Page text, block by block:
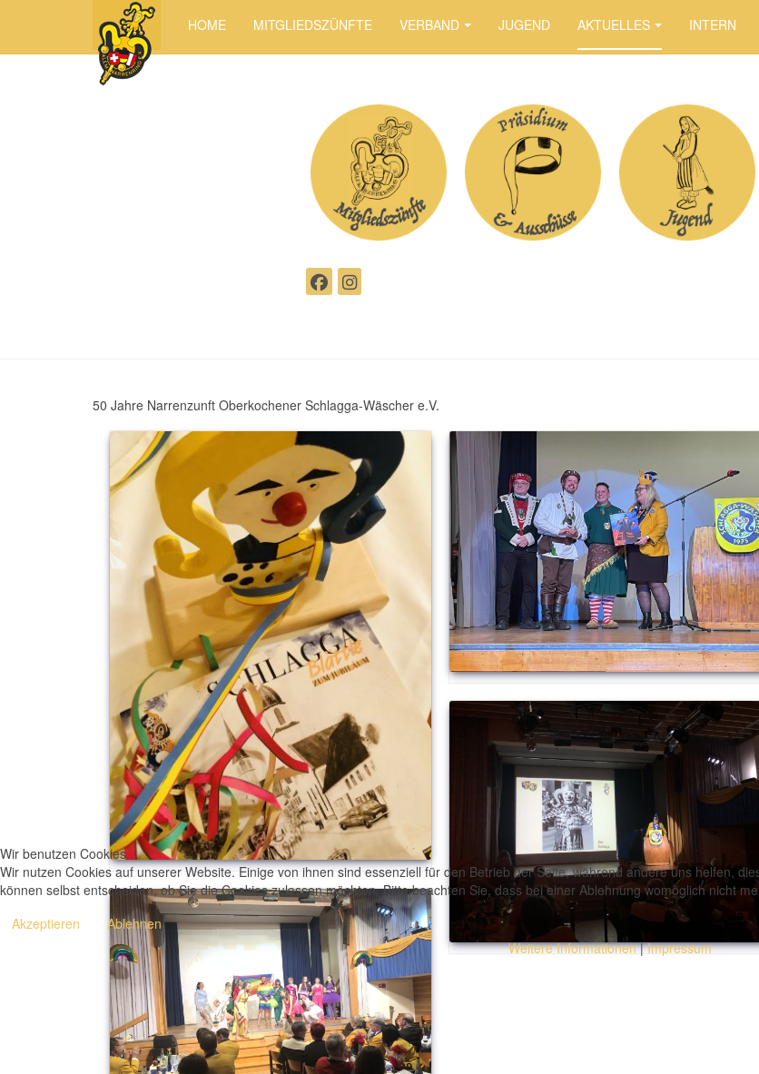
HOME MITGLIEDSZÜNFTE VERBAND JUGEND AKTUELLES INTERN
50 Jahre Narrenzunft Oberkochener Schlagga-Wäscher e.V.
Wir benutzen Cookies
Wir nutzen Cookies auf unserer Website. Einige von ihnen sind essenziell für den Betrieb der Seite, während andere uns helfen,
können selbst entscheiden, ob Sie die Cookies zulassen möchten. Bitte beachten Sie, dass bei einer Ablehnung womöglich nicht
Akzeptieren
Ablehnen
Weitere Informationen|Impressum